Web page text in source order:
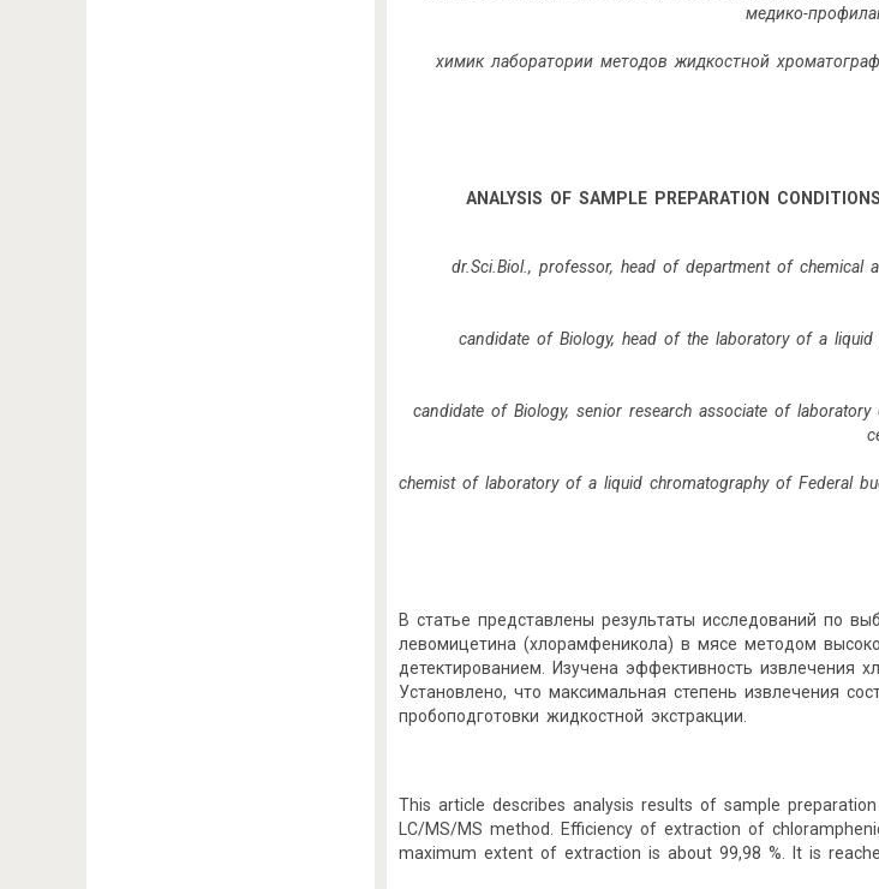
медико-
химик лаборатории методов жидкостной
ANALYSIS OF SAMPLE PREPARATION
dr.Sci.Biol., professor, head of department of chemical
candidate of Biology, head of the laboratory of a
candidate of Biology, senior research associate of
chemist of laboratory of a liquid chromatography of Federal
В статье представлены результаты исследований по
левомицетина (хлорамфеникола) в мясе методом
детектированием. Изучена эффективность извлечения
Установлено, что максимальная степень извлечения
пробоподготовки жидкостной экстракции.
This article describes analysis results of sample
LC/MS/MS method. Efficiency of extraction of
maximum extent of extraction is about 99,98 %. It is